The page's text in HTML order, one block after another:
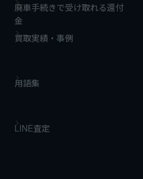
廃車手続きで受け取れる還付
金
買取実績・事例
用語集
LINE査定